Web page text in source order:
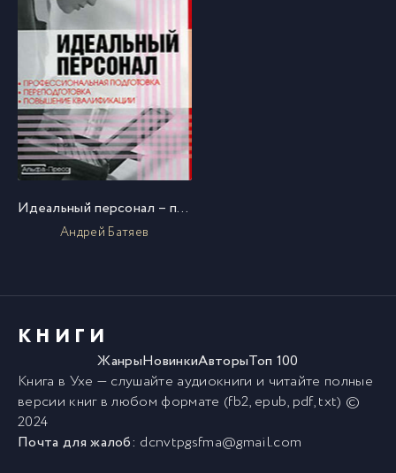
Идеальный персонал – профессиональная подготовка, переподготовка, повышение квалификации персонала
Андрей Батяев
КНИГИ
ЖанрыНовинкиАвторыТоп 100
Книга в Ухе — слушайте аудиокниги и читайте полные
версии книгв любом формате (fb2, epub, pdf, txt) ©
2024
Почта для жалоб: dcnvtpgsfma@gmail.com